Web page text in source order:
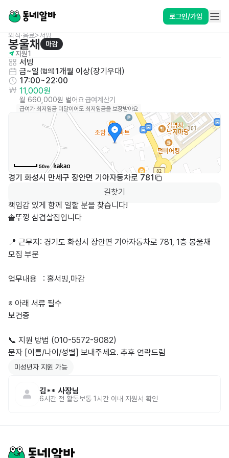
로그인/가입
외식·음료>서빙
봉울채
마감
지원1
서빙
금~일 (협의) 1개월 이상(장기우대 )
17:00~22:00
11,000원
월 660,000원 벌어요급여계산기
급여가 최저임금 미달이어도 최저임금을 보장받아요
50m
경기 화성시 만세구 장안면 기아자동차로 781
길찾기
책임감 있게 함께 일할 분을 찾습니다!
솥뚜껑 삼겹살집입니다
📍 근무지: 경기도 화성시 장안면 기아자동차로 781, 1층 봉울채
모집 부문
업무내용   : 홀서빙,마감
※ 아래 서류 필수
보건증
📞 지원 방법 (010-5572-9082)
문자 [이름/나이/성별] 보내주세요. 추후 연락드림
미성년자 지원 가능
김** 사장님
6시간 전 활동보통 1시간 이내 지원서 확인